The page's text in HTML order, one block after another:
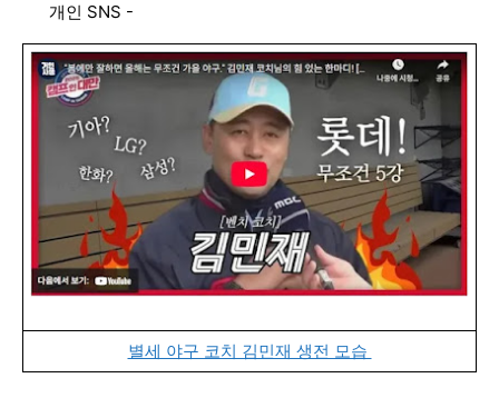
개인 SNS -
별세 야구 코치 김민재 생전 모습